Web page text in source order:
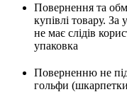
Повернення та
купівлі товару.
не має слідів
упаковка
Поверненню не
гольфи